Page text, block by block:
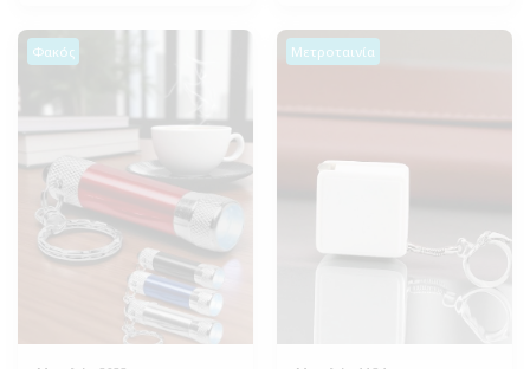
Φακός Μετροταινία